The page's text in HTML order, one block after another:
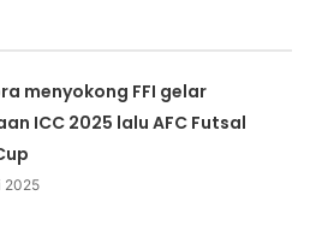
menyokong FFI gelar
ICC 2025 lalu AFC Futsal
2025